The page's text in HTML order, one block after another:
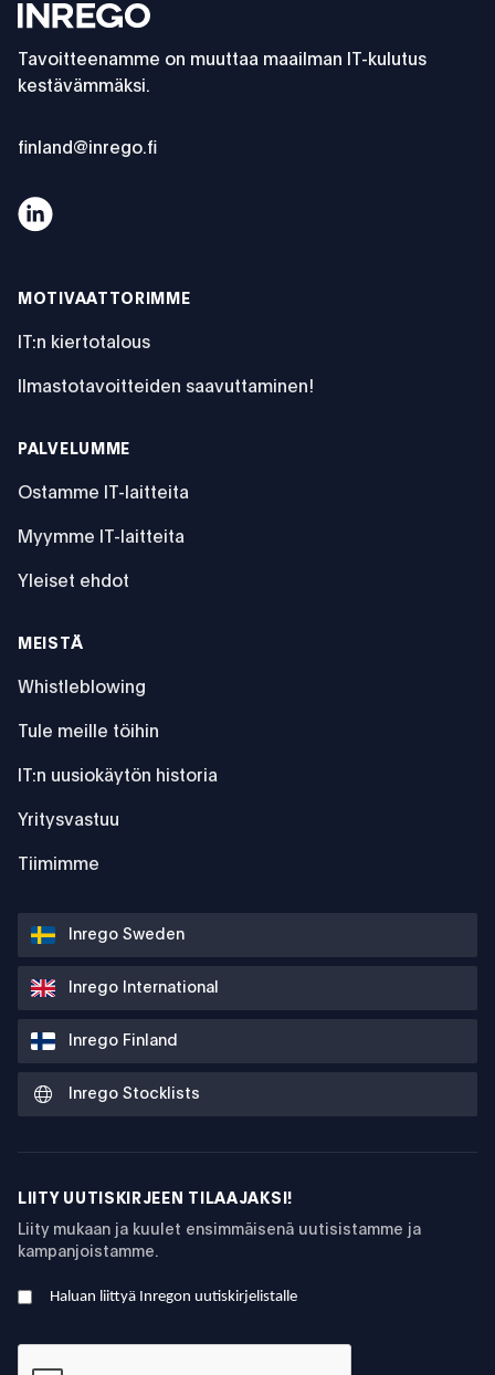
Code of Conduct -
Toimintatapamme
Inrego
Tavoitteenamme on muuttaa maailman IT-kulutus
kestävämmäksi.
finland@inrego.fi
Sustainability Compliance - Vastuullisuus
MOTIVAATTORIMME
IT:n kiertotalous
Ilmastotavoitteiden saavuttaminen!
PALVELUMME
Ostamme IT-laitteita
Myymme IT-laitteita
Yleiset ehdot
MEISTÄ
Whistleblowing
Tule meille töihin
IT:n uusiokäytön historia
Yritysvastuu
Tiimimme
Inrego Sweden
Inrego International
Inrego Finland
Inrego Stocklists
LIITY UUTISKIRJEEN TILAAJAKSI!
Liity mukaan ja kuulet ensimmäisenä uutisistamme ja
kampanjoistamme.
Haluan liittyä Inregon uutiskirjelistalle